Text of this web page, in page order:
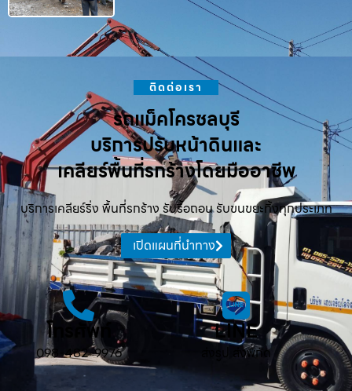
ติดต่อเรา
รถแม็คโครชลบุรี
บริการปรับหน้าดินและ
เคลียร์พื้นที่รกร้างโดยมืออาชีพ
บริการเคลียร์ริ่ง พื้นที่รกร้าง รับรื้อถอน รับขนขยะทิ้งทุกประเภท
เปิดแผนที่นำทาง
โทรศัพท์
098-482-9976
LINE
ส่งรูป ส่งพิกัด